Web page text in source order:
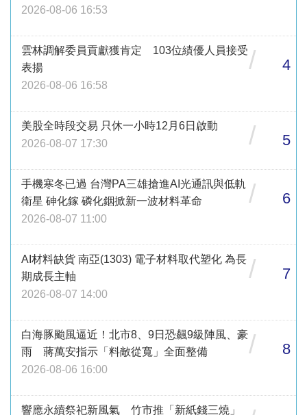
2026-08-06 16:53
雲林調解委員貢獻獲肯定 103位績優人員接受
表揚
2026-08-06 16:58
/ 4
美股全時段交易 只休一小時12月6日啟動
2026-08-07 17:30
/ 5
手機寒冬已過 台灣PA三雄搶進AI光通訊與低軌
衛星 砷化鎵 磷化銦掀新一波材料革命
2026-08-07 11:00
/ 6
AI材料缺貨 南亞(1303) 電子材料取代塑化 為長
期成長主軸
2026-08-07 14:00
/ 7
白海豚颱風逼近！北市8、9日恐飆9級陣風、豪
雨 蔣萬安指示「料敵從寬」全面整備
2026-08-06 16:00
/ 8
響應永續祭祀新風氣 竹市推「新紙錢三燒」